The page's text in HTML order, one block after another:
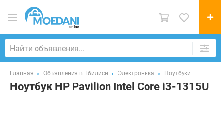
Главная Объявления в Тбилиси Электроника Ноутбуки
Ноутбук HP Pavilion Intel Core i3-1315U